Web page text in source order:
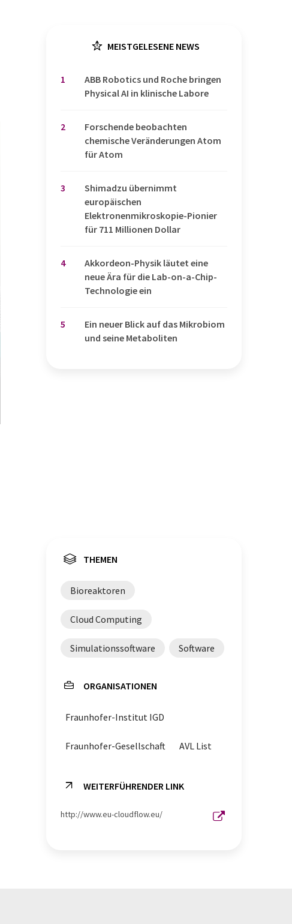
MEISTGELESENE NEWS
1
​​​​​​​ABB Robotics und Roche bringen
Physical AI in klinische Labore
2
Forschende beobachten
chemische Veränderungen Atom
für Atom
3
Shimadzu übernimmt
europäischen
Elektronenmikroskopie-Pionier
für 711 Millionen Dollar
4
Akkordeon-Physik läutet eine
neue Ära für die Lab-on-a-Chip-
Technologie ein
5
Ein neuer Blick auf das Mikrobiom
und seine Metaboliten
THEMEN
Bioreaktoren
Cloud Computing
Simulationssoftware Software
ORGANISATIONEN
Fraunhofer-Institut IGD
Fraunhofer-Gesellschaft AVL List
WEITERFÜHRENDER LINK
http://www.eu-cloudflow.eu/